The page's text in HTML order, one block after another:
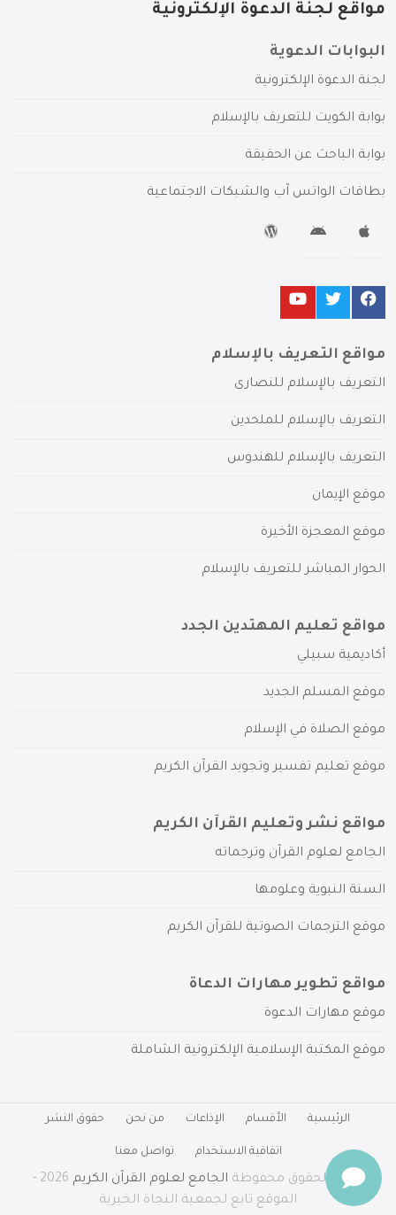
مواقع لجنة الدعوة الإلكترونية
البوابات الدعوية
لجنة الدعوة الإلكترونية
بوابة الكويت للتعريف بالإسلام
بوابة الباحث عن الحقيقة
بطاقات الواتس آب والشبكات الاجتماعية
مواقع التعريف بالإسلام
التعريف بالإسلام للنصارى
التعريف بالإسلام للملحدين
التعريف بالإسلام للهندوس
موقع الإيمان
موقع المعجزة الأخيرة
الحوار المباشر للتعريف بالإسلام
مواقع تعليم المهتدين الجدد
أكاديمية سبيلي
موقع المسلم الجديد
موقع الصلاة في الإسلام
موقع تعليم تفسير وتجويد القرآن الكريم
مواقع نشر وتعليم القرآن الكريم
الجامع لعلوم القرآن وترجماته
السنة النبوية وعلومها
موقع الترجمات الصوتية للقرآن الكريم
مواقع تطوير مهارات الدعاة
موقع مهارات الدعوة
موقع المكتبة الإسلامية الإلكترونية الشاملة
الرئيسية الأقسام الإذاعات من نحن حقوق النشر
اتفاقية الاستخدام تواصل معنا
جميع الحقوق محفوظة الجامع لعلوم القرآن الكريم
2026 -
الموقع تابع لجمعية النجاة الخيرية